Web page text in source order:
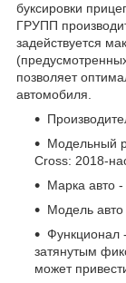
буксировки
ГРУПП
задействуется
позволяет
автомобиля.
Модельный
Cross: 2018-
Марка авто -
Модель авто
Функционал
затянутым
может